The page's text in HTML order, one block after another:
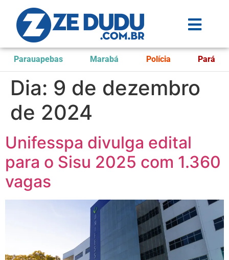
Parauapebas Marabá Polícia Pará
Dia: 9 de dezembro
de 2024
Unifesspa divulga edital
para o Sisu 2025 com 1.360
vagas